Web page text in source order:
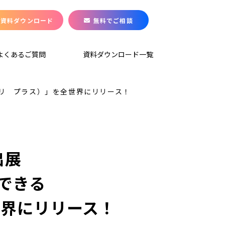
資料ダウンロード 無料でご相談
くあるご質問 資料ダウンロード一覧
ラス）」を全世界にリリース！
きる
にリリース！